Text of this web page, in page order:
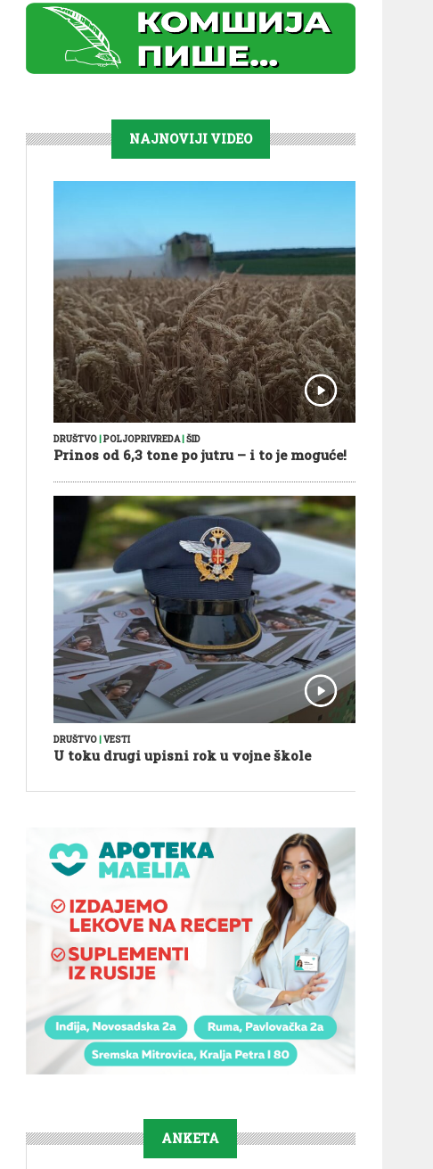
NAJNOVIJI VIDEO
DRUŠTVO|POLJOPRIVREDA|ŠID
Prinos od 6,3 tone po jutru – i to je moguće!
DRUŠTVO|VESTI
U toku drugi upisni rok u vojne škole
ANKETA